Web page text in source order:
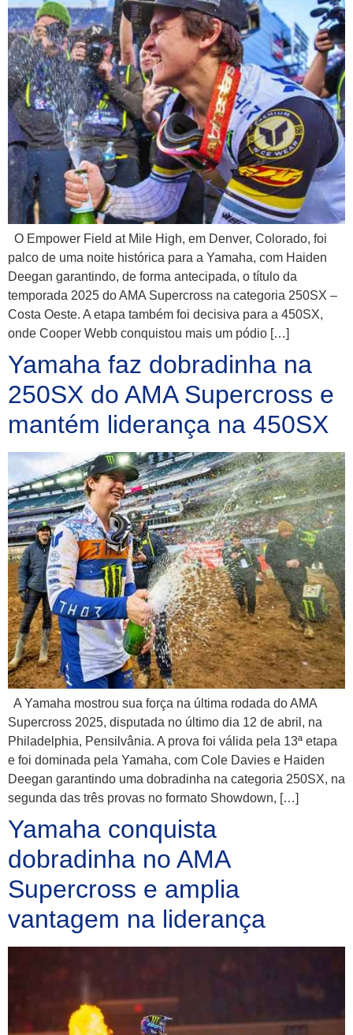
O Empower Field at Mile High, em Denver, Colorado, foi
palco de uma noite histórica para a Yamaha, com Haiden
Deegan garantindo, de forma antecipada, o título da
temporada 2025 do AMA Supercross na categoria 250SX –
Costa Oeste. A etapa também foi decisiva para a 450SX,
onde Cooper Webb conquistou mais um pódio […]
Yamaha faz dobradinha na
250SX do AMA Supercross e
mantém liderança na 450SX
A Yamaha mostrou sua força na última rodada do AMA
Supercross 2025, disputada no último dia 12 de abril, na
Philadelphia, Pensilvânia. A prova foi válida pela 13ª etapa
e foi dominada pela Yamaha, com Cole Davies e Haiden
Deegan garantindo uma dobradinha na categoria 250SX, na
segunda das três provas no formato Showdown, […]
Yamaha conquista
dobradinha no AMA
Supercross e amplia
vantagem na liderança